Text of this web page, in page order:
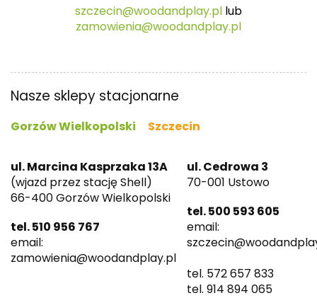
szczecin@woodandplay.pl lub
zamowienia@woodandplay.pl
Nasze sklepy stacjonarne
Gorzów Wielkopolski Szczecin
ul. Marcina Kasprzaka 13A
(wjazd przez stację Shell)
66-400 Gorzów Wielkopolski
tel. 510 956 767
email:
zamowienia@woodandplay.pl
ul. Cedrowa 3
70-001 Ustowo
tel. 500 593 605
email:
tel. 572 657 833
tel. 914 894 065